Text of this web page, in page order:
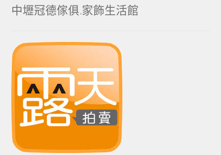
中壢冠德傢俱.家飾生活館